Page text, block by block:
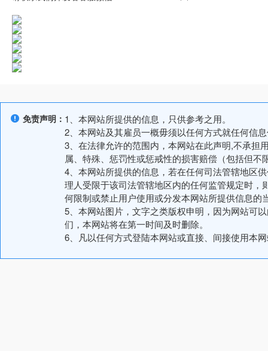
免责声明： 1、本网站所提供的信息，只供参考之用。
2、本网站及其雇员一概毋须以任何方式就任何信
3、在法律允许的范围内，本网站在此声明,不承担
属、特殊、惩罚性或惩戒性的损害赔偿（包括但
4、本网站所提供的信息，若在任何司法管辖地区
理人受限于该司法管辖地区内的任何监管规定时
何限制或禁止用户使用或分发本网站所提供信息的
5、本网站图片，文字之类版权申明，因为网站可
们，本网站将在第一时间及时删除。
6、凡以任何方式登陆本网站或直接、间接使用本